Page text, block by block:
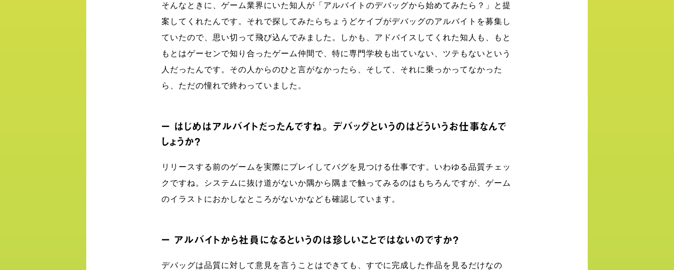
そんなときに、ゲーム業界にいた知人が「アルバイトのデバッグから始めてみたら？」と提
案してくれたんです。それで探してみたらちょうどケイブがデバッグのアルバイトを募集し
ていたので、思い切って飛び込んでみました。しかも、アドバイスしてくれた知人も、もと
もとはゲーセンで知り合ったゲーム仲間で、特に専門学校も出ていない、ツテもないという
人だったんです。その人からのひと言がなかったら、そして、それに乗っかってなかった
ら、ただの憧れで終わっていました。
ー はじめはアルバイトだったんですね。デバッグというのはどういうお仕事なんで
しょうか？
リリースする前のゲームを実際にプレイしてバグを見つける仕事です。いわゆる品質チェッ
クですね。システムに抜け道がないか隅から隅まで触ってみるのはもちろんですが、ゲーム
のイラストにおかしなところがないかなども確認しています。
ー アルバイトから社員になるというのは珍しいことではないのですか？
デバッグは品質に対して意見を言うことはできても、すでに完成した作品を見るだけなの